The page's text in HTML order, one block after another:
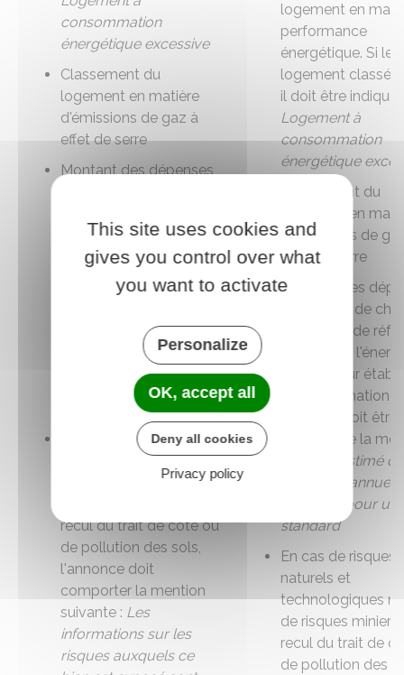
consommation
énergétique excessive
Classement du
logement en matière
d'émissions de gaz à
effet de serre
Montant des dépenses
des prix de l'énergie
utilisés pour établir
cette estimation). Ce
montant doit être
précédé de la mention
Montant estimé des
dépenses annuelles
d'énergie pour un usage
En cas de risques
technologiques majeurs,
recul du trait de côte ou
de pollution des sols,
l'annonce doit
comporter la mention
suivante : Les
informations sur les
risques auxquels ce
logement en
performance
énergétique. Si le
logement classé
il doit être indiqué
Logement à
consommation
énergétique
Classement du
logement en
d'émissions de
effet de serre
Montant des
théoriques de
(et l'année de
des prix de
utilisés pour établir
cette estimation).
montant doit être
précédé de la
Montant estimé
dépenses
d'énergie pour un
standard
En cas de risques
naturels et
technologiques
de risques
recul du trait de
de pollution des
This site uses cookies and
gives you control over what
you want to activate
Personalize
OK, accept all
Deny all cookies
Privacy policy